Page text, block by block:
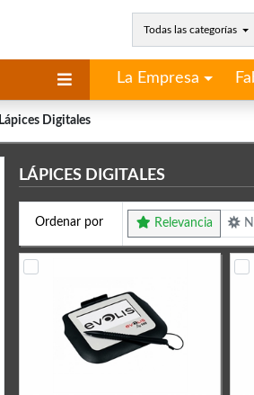
Todas las categorías
La Empresa
Lápices Digitales
LÁPICES DIGITALES
Ordenar por Relevancia